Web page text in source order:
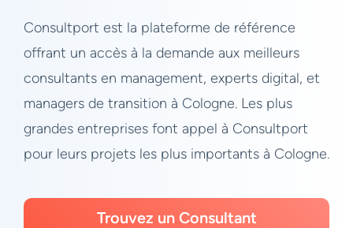
Consultport est la plateforme de référence
offrant un accès à la demande aux meilleurs
consultants en management, experts digital, et
managers de transition à Cologne. Les plus
grandes entreprises font appel à Consultport
pour leurs projets les plus importants à Cologne.
Trouvez un Consultant